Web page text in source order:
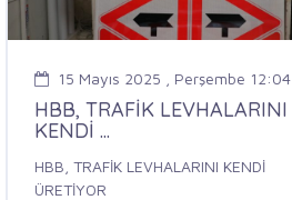
15 Mayıs 2025 , Perşembe 12:04
HBB, TRAFİK LEVHALARINI
KENDİ ...
HBB, TRAFİK LEVHALARINI KENDİ
ÜRETİYOR